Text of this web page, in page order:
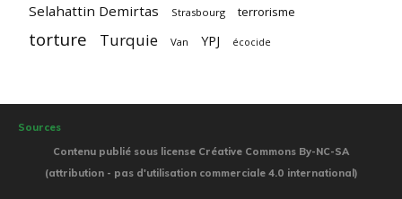
Selahattin Demirtas Strasbourg terrorisme
torture Turquie Van YPJ écocide
Sources
Contenu publié sous license Créative Commons By-NC-SA
(attribution - pas d'utilisation commerciale 4.0 international)